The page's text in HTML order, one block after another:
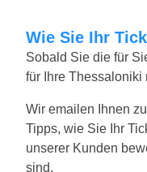
Wie Sie Ihr
Sobald Sie die für
für Ihre Thessaloniki
Wir emailen Ihnen
Tipps, wie Sie Ihr
unserer Kunden
sind.